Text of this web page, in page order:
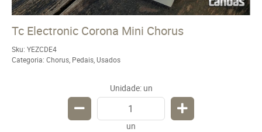
Tc Electronic Corona Mini Chorus
Sku: YEZCDE4
Categoria: Chorus Pedais Usados
Unidade: un
un